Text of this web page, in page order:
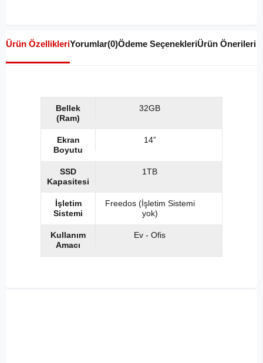
Ürün ÖzellikleriYorumlar(0)Ödeme SeçenekleriÜrün Önerileri
Bellek
(Ram)
32GB
Ekran
Boyutu
14”
SSD
Kapasitesi
1TB
İşletim
Sistemi
Freedos (İşletim Sistemi
yok)
Kullanım
Amacı
Ev - Ofis